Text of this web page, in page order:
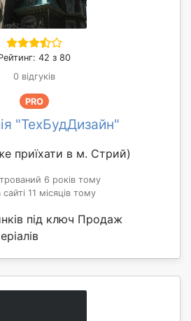
42 з 80
0 відгуків
PRO
"ТехБудДизайн"
приїхати в м. Стрий)
6 років тому
сайті 11 місяців тому
під ключ Продаж